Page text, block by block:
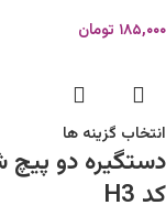
۱۸۵,۰۰۰ تومان
انتخاب گزینه ها
دستگیره دو
کد H3